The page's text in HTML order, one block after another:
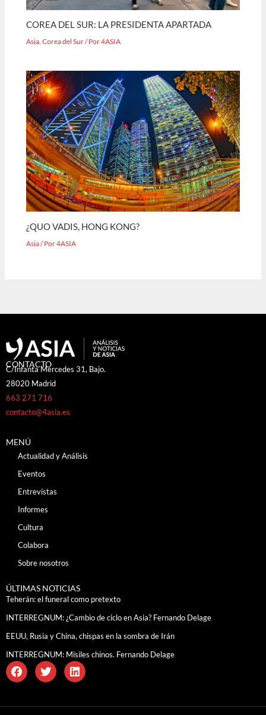
COREA DEL SUR: LA PRESIDENTA APARTADA
Asia ,Corea del Sur/ Por4ASIA
¿QUO VADIS, HONG KONG?
Asia/ Por4ASIA
CONTACTO
C/Infanta Mercedes 31, Bajo.
28020 Madrid
663 271 716
contacto@4asia.es
MENÚ
Actualidad y Análisis
Eventos
Entrevistas
Informes
Cultura
Colabora
Sobre nosotros
ÚLTIMAS NOTICIAS
Teherán: el funeral como pretexto
INTERREGNUM: ¿Cambio de ciclo en Asia? Fernando Delage
EEUU, Rusia y China, chispas en la sombra de Irán
INTERREGNUM: Misiles chinos. Fernando Delage